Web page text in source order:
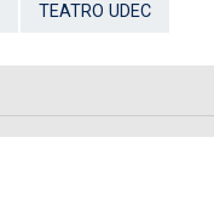
TEATRO UDEC